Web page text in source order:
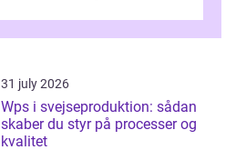
31 july 2026
Wps i svejseproduktion: sådan
skaber du styr på processer og
kvalitet